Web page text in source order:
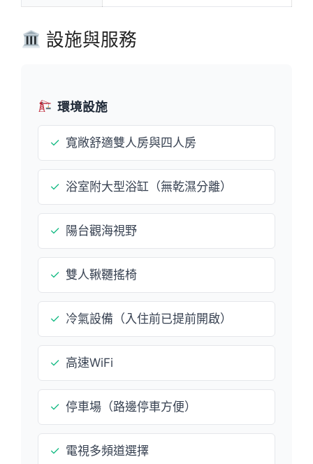
設施與服務
環境設施
✓ 寬敞舒適雙人房與四人房
✓ 浴室附大型浴缸（無乾濕分離）
✓ 陽台觀海視野
✓ 雙人鞦韆搖椅
✓ 冷氣設備（入住前已提前開啟）
✓ 高速WiFi
✓ 停車場（路邊停車方便）
✓ 電視多頻道選擇